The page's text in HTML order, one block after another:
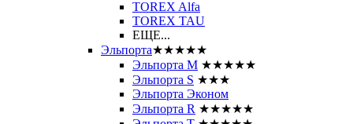
TOREX Alfa
TOREX TAU
ЕЩЕ...
Эльпорта★★★★★
Эльпорта M ★★★★★
Эльпорта S ★★★
Эльпорта Эконом
Эльпорта R ★★★★★